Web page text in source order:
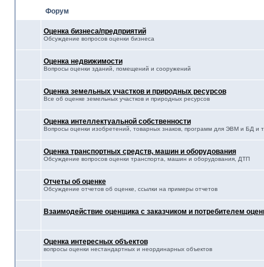
Форум
Оценка бизнеса/предприятий
Обсуждение вопросов оценки бизнеса
Оценка недвижимости
Вопросы оценки зданий, помещений и сооружений
Оценка земельных участков и природных ресурсов
Все об оценке земельных участков и природных ресурсов
Оценка интеллектуальной собственности
Вопросы оценки изобретений, товарных знаков, программ для ЭВМ и БД и
Оценка транспортных средств, машин и оборудования
Обсуждение вопросов оценки транспорта, машин и оборудования, ДТП
Отчеты об оценке
Обсуждение отчетов об оценке, ссылки на примеры отчетов
Взаимодействие оценщика с заказчиком и потребителем
Оценка интересных объектов
вопросы оценки нестандартных и неординарных объектов